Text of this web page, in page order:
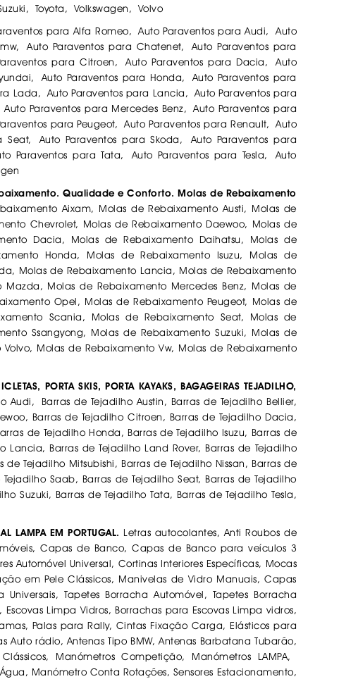
Toyota, Volkswagen, Volvo
para Alfa Romeo, Auto Paraventos para Audi, Auto
Auto Paraventos para Chatenet, Auto Paraventos para
para Citroen, Auto Paraventos para Dacia, Auto
Auto Paraventos para Honda, Auto Paraventos para
Lada, Auto Paraventos para Lancia, Auto Paraventos para
Paraventos para Mercedes Benz, Auto Paraventos para
para Peugeot, Auto Paraventos para Renault, Auto
Auto Paraventos para Skoda, Auto Paraventos para
Paraventos para Tata, Auto Paraventos para Tesla, Auto
Qualidade e Conforto. Molas de Rebaixamento
Aixam, Molas de Rebaixamento Austi, Molas de
Chevrolet, Molas de Rebaixamento Daewoo, Molas de
Dacia, Molas de Rebaixamento Daihatsu, Molas de
Honda, Molas de Rebaixamento Isuzu, Molas de
Molas de Rebaixamento Lancia, Molas de Rebaixamento
Molas de Rebaixamento Mercedes Benz, Molas de
Opel, Molas de Rebaixamento Peugeot, Molas de
Scania, Molas de Rebaixamento Seat, Molas de
Ssangyong, Molas de Rebaixamento Suzuki, Molas de
Molas de Rebaixamento Vw, Molas de Rebaixamento
PORTA SKIS, PORTA KAYAKS, BAGAGEIRAS TEJADILHO,
Audi, Barras de Tejadilho Austin, Barras de Tejadilho Bellier,
Barras de Tejadilho Citroen, Barras de Tejadilho Dacia,
de Tejadilho Honda, Barras de Tejadilho Isuzu, Barras de
Lancia, Barras de Tejadilho Land Rover, Barras de Tejadilho
Tejadilho Mitsubishi, Barras de Tejadilho Nissan, Barras de
Saab, Barras de Tejadilho Seat, Barras de Tejadilho
Suzuki, Barras de Tejadilho Tata, Barras de Tejadilho Tesla,
LAMPA EM PORTUGAL. Letras autocolantes, Anti Roubos de
Capas de Banco, Capas de Banco para veículos 3
Automóvel Universal, Cortinas Interiores Específicas, Mocas
em Pele Clássicos, Manivelas de Vidro Manuais, Capas
Tapetes Borracha Automóvel, Tapetes Borracha
Limpa Vidros, Borrachas para Escovas Limpa vidros,
Palas para Rally, Cintas Fixação Carga, Elásticos para
rádio, Antenas Tipo BMW, Antenas Barbatana Tubarão,
Manómetros Competição, Manómetros LAMPA,
Manómetro Conta Rotações, Sensores Estacionamento,